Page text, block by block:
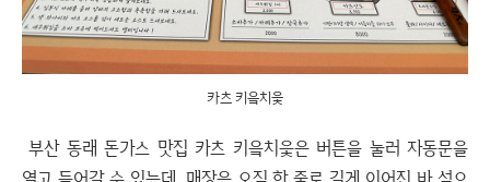
카츠 키읔치읓
부산 동래 돈가스 맛집 카츠 키읔치읓은 버튼을 눌러 자동문을